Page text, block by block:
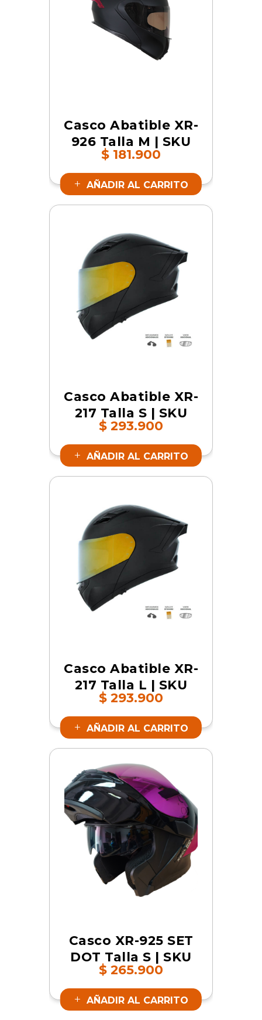
Casco Abatible XR-
926 Talla M | SKU
16658
$ 181.900
AÑADIR AL CARRITO
Casco Abatible XR-
217 Talla S | SKU
17364
$ 293.900
AÑADIR AL CARRITO
Casco Abatible XR-
217 Talla L | SKU
17366
$ 293.900
AÑADIR AL CARRITO
Casco XR-925 SET
DOT Talla S | SKU
17348
$ 265.900
AÑADIR AL CARRITO